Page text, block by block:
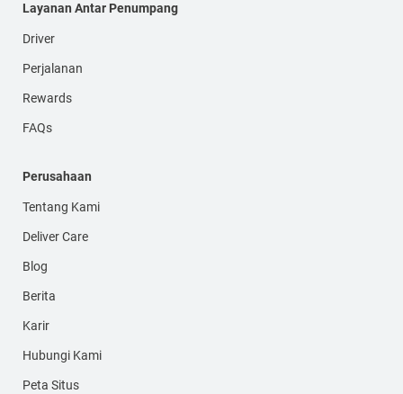
Layanan Antar Penumpang
Driver
Perjalanan
Rewards
FAQs
Perusahaan
Tentang Kami
Deliver Care
Blog
Berita
Karir
Hubungi Kami
Peta Situs